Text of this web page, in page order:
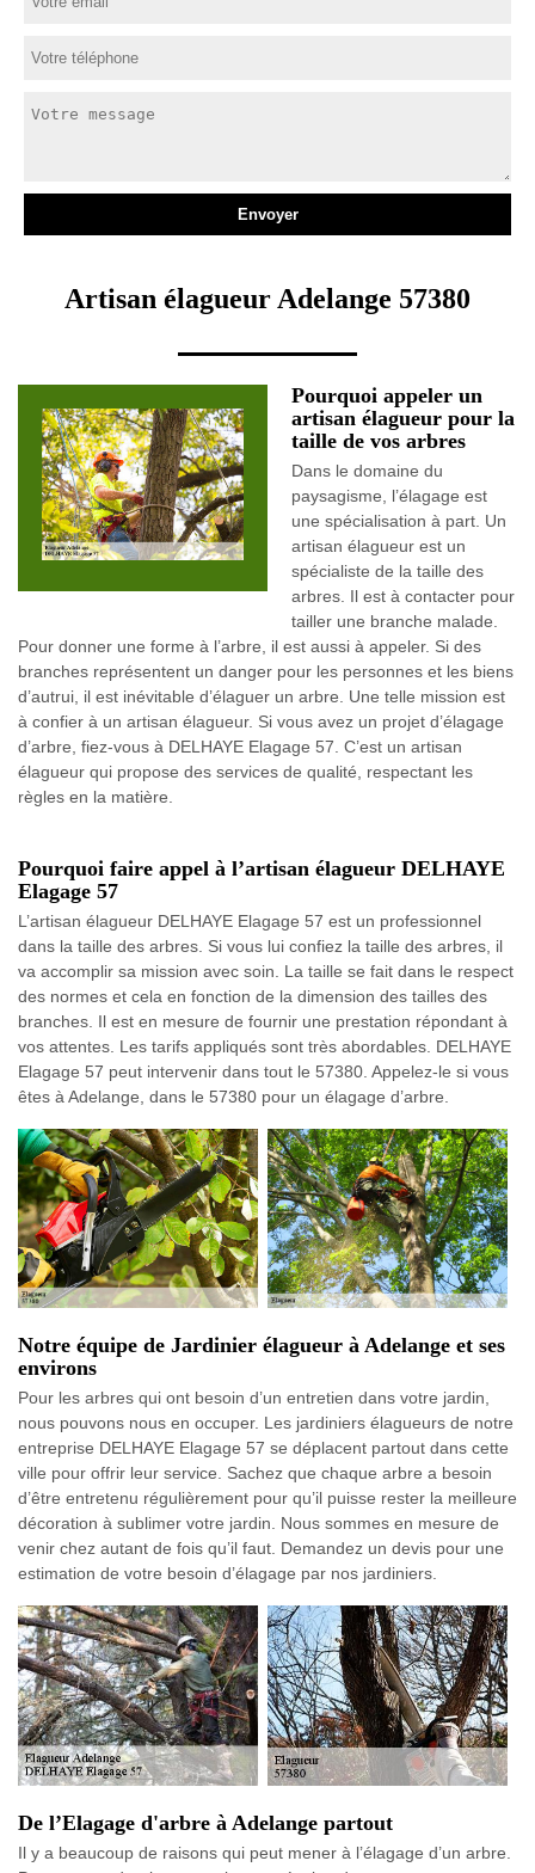
Artisan élagueur Adelange 57380
Pourquoi appeler un
artisan élagueur pour la
taille de vos arbres
Dans le domaine du
paysagisme, l’élagage est
une spécialisation à part. Un
artisan élagueur est un
spécialiste de la taille des
arbres. Il est à contacter pour
tailler une branche malade.
Pour donner une forme à l’arbre, il est aussi à appeler. Si des
branches représentent un danger pour les personnes et les biens
d’autrui, il est inévitable d’élaguer un arbre. Une telle mission est
à confier à un artisan élagueur. Si vous avez un projet d’élagage
d’arbre, fiez-vous à DELHAYE Elagage 57. C’est un artisan
élagueur qui propose des services de qualité, respectant les
règles en la matière.
Pourquoi faire appel à l’artisan élagueur DELHAYE
Elagage 57
L’artisan élagueur DELHAYE Elagage 57 est un professionnel
dans la taille des arbres. Si vous lui confiez la taille des arbres, il
va accomplir sa mission avec soin. La taille se fait dans le respect
des normes et cela en fonction de la dimension des tailles des
branches. Il est en mesure de fournir une prestation répondant à
vos attentes. Les tarifs appliqués sont très abordables. DELHAYE
Elagage 57 peut intervenir dans tout le 57380. Appelez-le si vous
êtes à Adelange, dans le 57380 pour un élagage d’arbre.
Notre équipe de Jardinier élagueur à Adelange et ses
environs
Pour les arbres qui ont besoin d’un entretien dans votre jardin,
nous pouvons nous en occuper. Les jardiniers élagueurs de notre
entreprise DELHAYE Elagage 57 se déplacent partout dans cette
ville pour offrir leur service. Sachez que chaque arbre a besoin
d’être entretenu régulièrement pour qu’il puisse rester la meilleure
décoration à sublimer votre jardin. Nous sommes en mesure de
venir chez autant de fois qu’il faut. Demandez un devis pour une
estimation de votre besoin d’élagage par nos jardiniers.
De l’Elagage d'arbre à Adelange partout
Il y a beaucoup de raisons qui peut mener à l’élagage d’un arbre.